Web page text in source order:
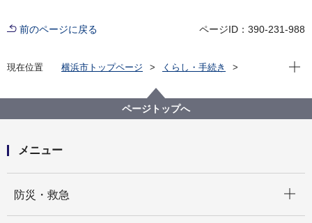
前のページに戻る ページID：390-231-988
現在位置 横浜市トップページ
くらし・手続き
現在
ページトップへ
メニュー
防災・救急